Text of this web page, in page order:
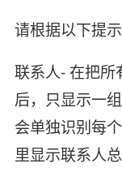
请根据以下提
联系人- 在把
后，只显示一
会单独识别每
里显示联系人总